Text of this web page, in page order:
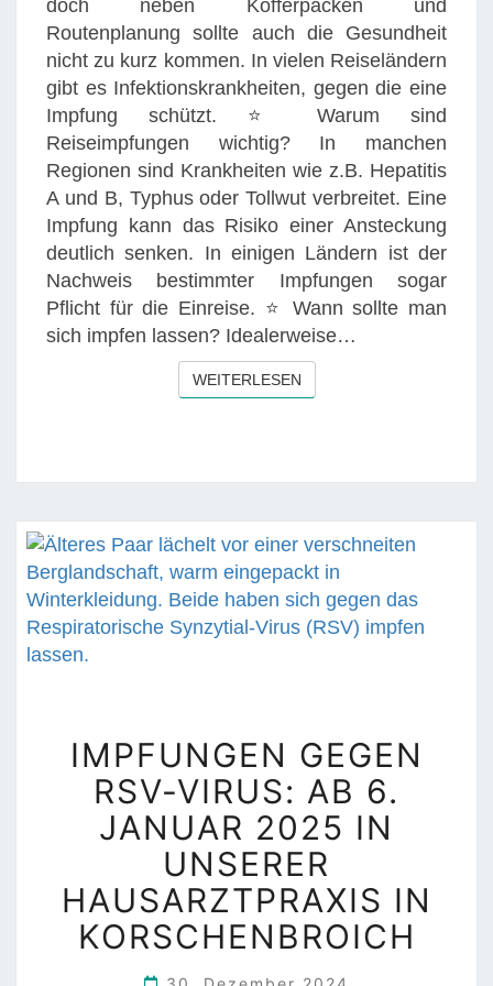
N
:
W
I
C
H
T
I
G
E
I
M
P
F
U
E
C
H
G
E
S
S
E
N
doch neben Kofferpacken und
Routenplanung sollte auch die Gesundheit
nicht zu kurz kommen. In vielen Reiseländern
gibt es Infektionskrankheiten, gegen die eine
Impfung schützt. ⭐ Warum sind
Reiseimpfungen wichtig? In manchen
Regionen sind Krankheiten wie z.B. Hepatitis
A und B, Typhus oder Tollwut verbreitet. Eine
Impfung kann das Risiko einer Ansteckung
deutlich senken. In einigen Ländern ist der
Nachweis bestimmter Impfungen sogar
Pflicht für die Einreise. ⭐ Wann sollte man
sich impfen lassen? Idealerweise…
WEITERLESEN
M
P
F
U
N
G
E
N
G
IMPFUNGEN GEGEN
RSV-VIRUS: AB 6.
JANUAR 2025 IN
UNSERER
HAUSARZTPRAXIS IN
KORSCHENBROICH